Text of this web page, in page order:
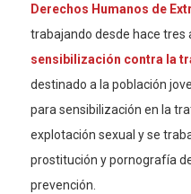
Derechos Humanos de
trabajando desde hace tres
sensibilización contra la
destinado a la población
para sensibilización en la
explotación sexual y se
prostitución y pornografía
prevención.